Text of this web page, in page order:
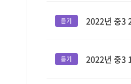
2022년 중3
2022년 중3